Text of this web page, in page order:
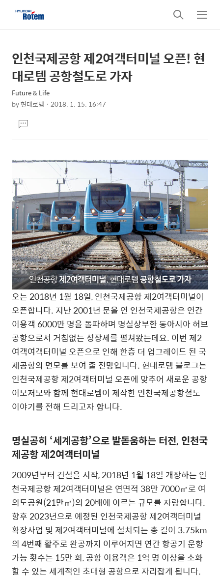
검
색
메
뉴
상
세
컨
텐
본
문
제
목
인천국제공항 제2여객터미널 오픈! 현
대로템 공항철도로 가자
Future & Life
by현대로템 2018. 1. 15. 16:47
문댓
글
오는 2018년 1월 18일, 인천국제공항 제2여객터미널이
오픈합니다. 지난 2001년 문을 연 인천국제공항은 연간
이용객 6000만 명을 돌파하며 명실상부한 동아시아 허브
공항으로서 거침없는 성장세를 펼쳐왔는데요. 이번 제2
여객여객터미널 오픈으로 인해 한층 더 업그레이드 된 국
제공항의 면모를 보여 줄 전망입니다. 현대로템 블로그는
인천국제공항 제2여객터미널 오픈에 맞추어 새로운 공항
이모저모와 함께 현대로템이 제작한 인천국제공항철도
이야기를 전해 드리고자 합니다.
명실공히 ‘세계공항’으로 발돋움하는 터전, 인천국
제공항 제2여객터미널
2009년부터 건설을 시작, 2018년 1월 18일 개장하는 인
천국제공항 제2여객터미널은 연면적 38만 7000㎡로 여
의도공원(21만㎡)의 20배에 이르는 규모를 자랑합니다.
향후 2023년으로 예정된 인천국제공항 제2여객터미널
확장사업 및 제2여객터미널에 설치되는 총 길이 3.75km
의 4번째 활주로 완공까지 이루어지면 연간 항공기 운항
가능 횟수는 15만 회, 공항 이용객은 1억 명 이상을 소화
할 수 있는 세계적인 초대형 공항으로 자리잡게 됩니다.